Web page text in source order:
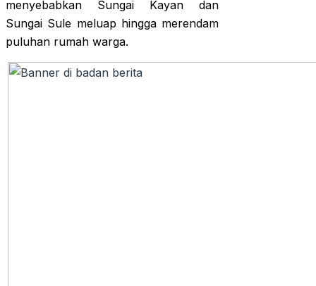
menyebabkan Sungai Kayan dan
Sungai Sule meluap hingga merendam
puluhan rumah warga.